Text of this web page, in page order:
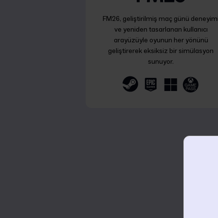
FM26, geliştirilmiş maç günü deneyimi
ve yeniden tasarlanan kullanıcı
arayüzüyle oyunun her yönünü
geliştirerek eksiksiz bir simülasyon
sunuyor.